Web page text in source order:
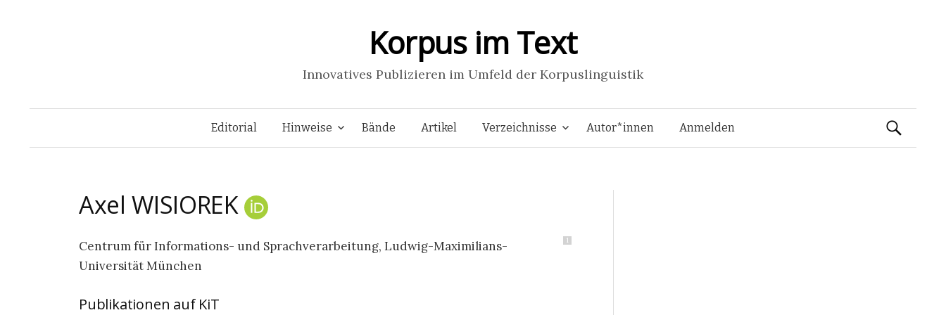
Korpus im Text
Innovatives Publizieren im Umfeld der Korpuslinguistik
Springe
Editorial Hinweise Bände Artikel Verzeichnisse Autor*innen Anmelden Suchen
AxelWISIOREK
1
Centrum für Informations- und Sprachverarbeitung, Ludwig-Maximilians-
Universität München
Publikationen auf KiT